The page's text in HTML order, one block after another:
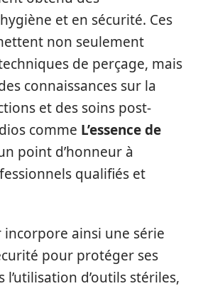
et en sécurité. Ces
non seulement
de perçage, mais
connaissances sur la
et des soins post-
comme L’essence de
point d’honneur à
qualifiés et
incorpore ainsi une série
pour protéger ses
l’utilisation d’outils stériles,